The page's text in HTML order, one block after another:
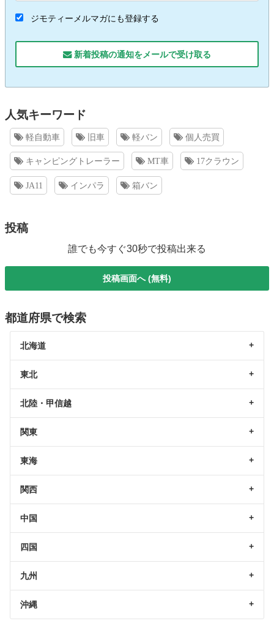
ジモティーメルマガにも登録する
新着投稿の通知をメールで受け取る
人気キーワード
軽自動車 旧車 軽バン 個人売買
キャンピングトレーラー MT車 17クラウン
JA11 インパラ 箱バン
投稿
誰でも今すぐ30秒で投稿出来る
投稿画面へ (無料)
都道府県で検索
北海道
東北
北陸・甲信越
関東
東海
関西
中国
四国
九州
沖縄